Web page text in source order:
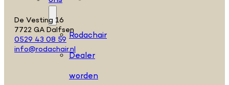
Rodachair
Dealer
worden
De Vesting 16
7722 GA Dalfsen
0529 43 08 59
info@rodachair.nl